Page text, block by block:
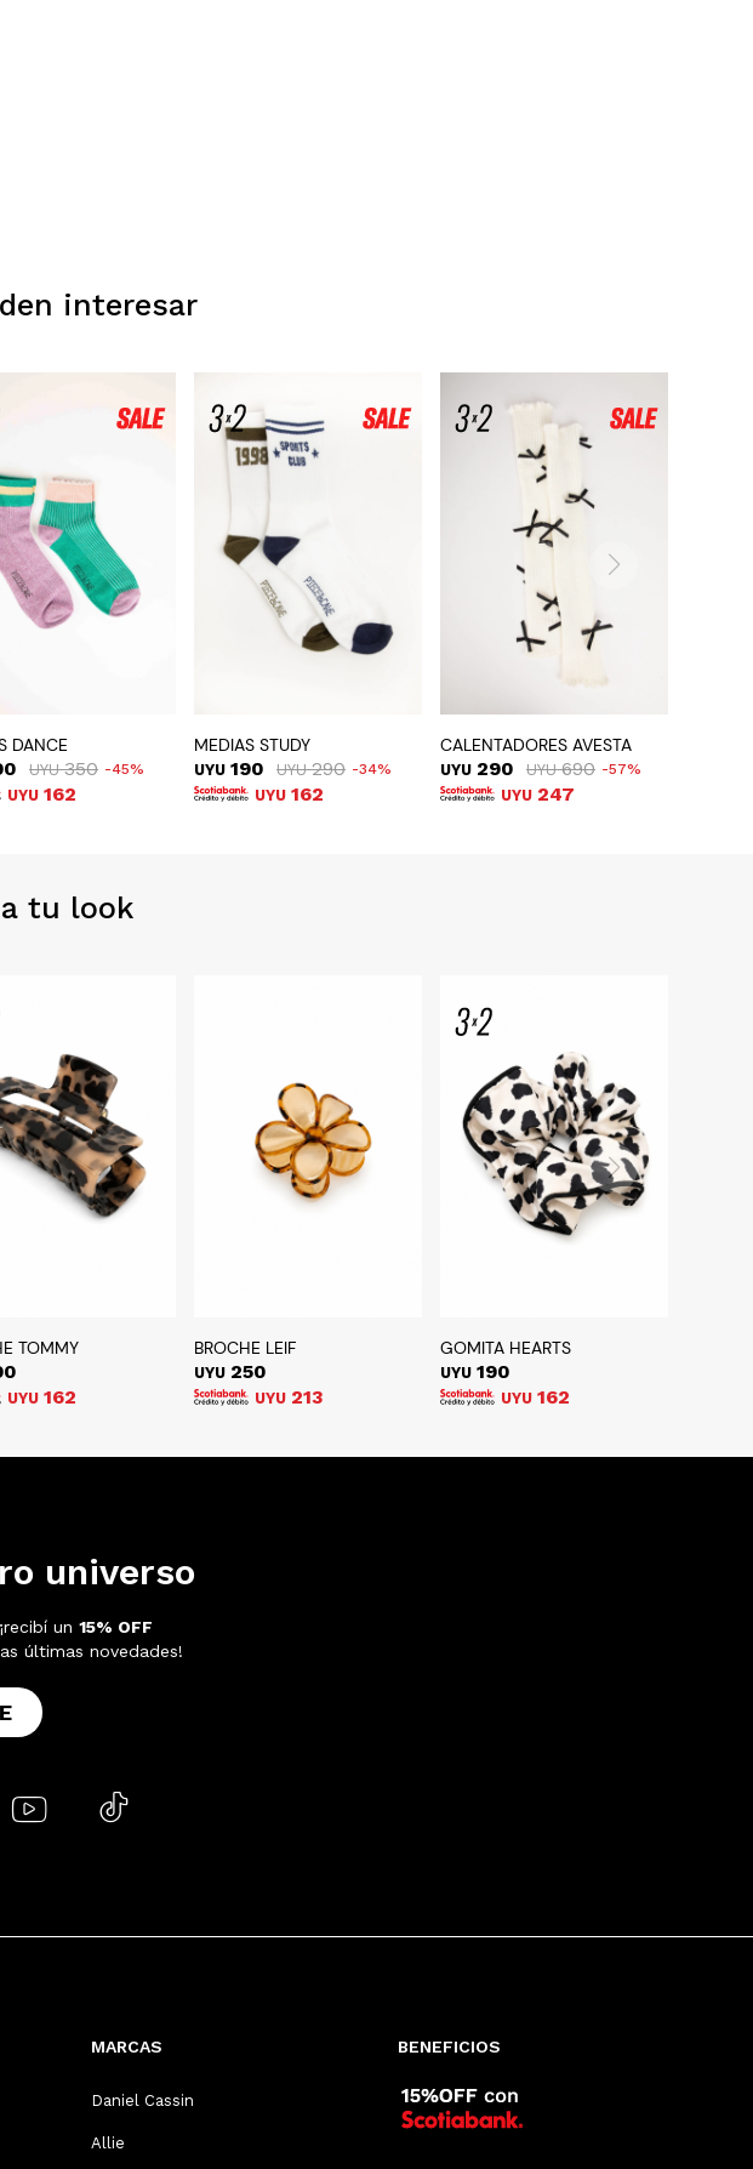
interesar
DANCE
UYU 350 45
UYU 162
MEDIAS STUDY
UYU 190 UYU 290 34
UYU 162
CALENTADORES AVESTA
UYU 290 UYU 690 57
UYU 247
tu look
TOMMY
UYU 162
BROCHE LEIF
UYU 250
UYU 213
GOMITA HEARTS
UYU 190
UYU 162
MARCAS
Daniel Cassin
Allie
BENEFICIOS
universo
un 15% OFF
últimas novedades!
 